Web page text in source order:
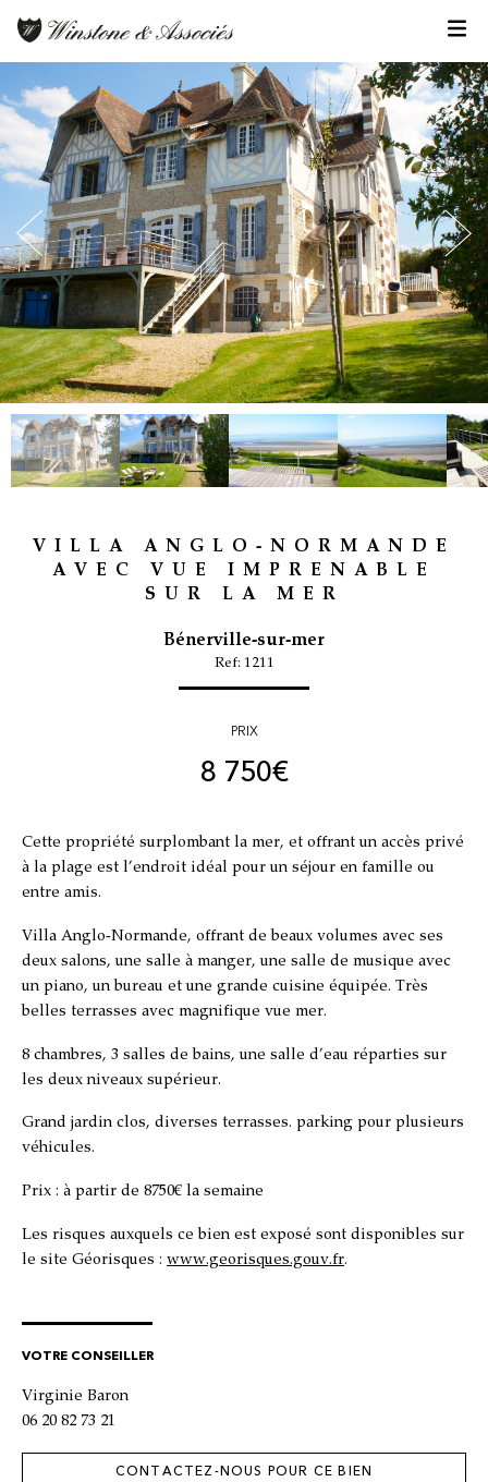
VILLA ANGLO-NORMANDE
AVEC VUE IMPRENABLE
SUR LA MER
Bénerville-sur-mer
Ref: 1211
PRIX
8 750€
Cette propriété surplombant la mer, et offrant un accès privé
à la plage est l’endroit idéal pour un séjour en famille ou
entre amis.
Villa Anglo-Normande, offrant de beaux volumes avec ses
deux salons, une salle à manger, une salle de musique avec
un piano, un bureau et une grande cuisine équipée. Très
belles terrasses avec magnifique vue mer.
8 chambres, 3 salles de bains, une salle d’eau réparties sur
les deux niveaux supérieur.
Grand jardin clos, diverses terrasses. parking pour plusieurs
véhicules.
Prix : à partir de 8750€ la semaine
Les risques auxquels ce bien est exposé sont disponibles sur
le site Géorisques : www.georisques.gouv.fr.
VOTRE CONSEILLER
Virginie Baron
06 20 82 73 21
CONTACTEZ-NOUS POUR CE BIEN